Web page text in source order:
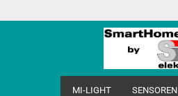
MI-LIGHT SENSOREN